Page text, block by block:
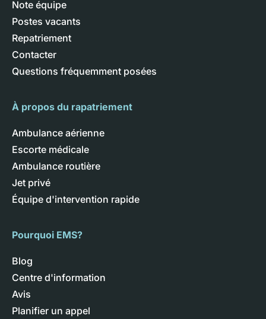
Note équipe
Postes vacants
Repatriement
Contacter
Questions fréquemment posées
À propos du rapatriement
Ambulance aérienne
Escorte médicale
Ambulance routière
Jet privé
Équipe d'intervention rapide
Pourquoi EMS?
Blog
Centre d'information
Avis
Planifier un appel